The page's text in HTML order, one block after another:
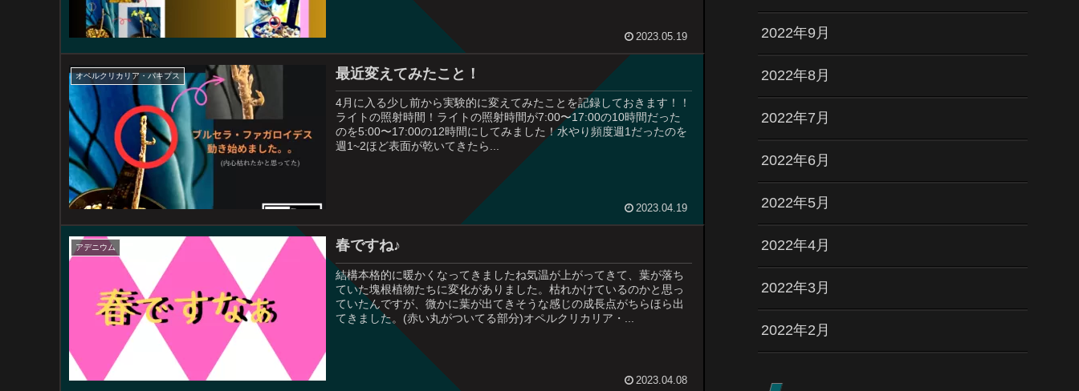
2023.05.19
オペルクリカリア・パキプス 最近変えてみたこと！
4月に入る少し前から実験的に変えてみたことを記録しておきます！！
ライトの照射時間！ライトの照射時間が7:00〜17:00の10時間だった
のを5:00〜17:00の12時間にしてみました！水やり頻度週1だったのを
週1~2ほど表面が乾いてきたら...
2023.04.19
アデニウム 春ですね♪
結構本格的に暖かくなってきましたね気温が上がってきて、葉が落ち
ていた塊根植物たちに変化がありました。枯れかけているのかと思っ
ていたんですが、微かに葉が出てきそうな感じの成長点がちらほら出
てきました。(赤い丸がついてる部分)オペルクリカリア・...
2023.04.08
2022年9月
2022年8月
2022年7月
2022年6月
2022年5月
2022年4月
2022年3月
2022年2月